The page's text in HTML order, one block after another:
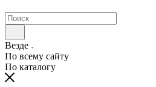
Везде
По всему сайту
По каталогу